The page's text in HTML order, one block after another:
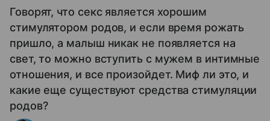
Говорят, что секс является хорошим
стимулятором родов, и если время рожать
пришло, а малыш никак не появляется на
свет, то можно вступить с мужем в интимные
отношения, и все произойдет. Миф ли это, и
какие еще существуют средства стимуляции
родов?